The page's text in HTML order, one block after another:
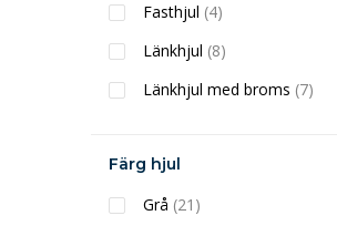
Fasthjul (4)
Länkhjul (8)
Länkhjul med broms (7)
Färg hjul
Grå (21)